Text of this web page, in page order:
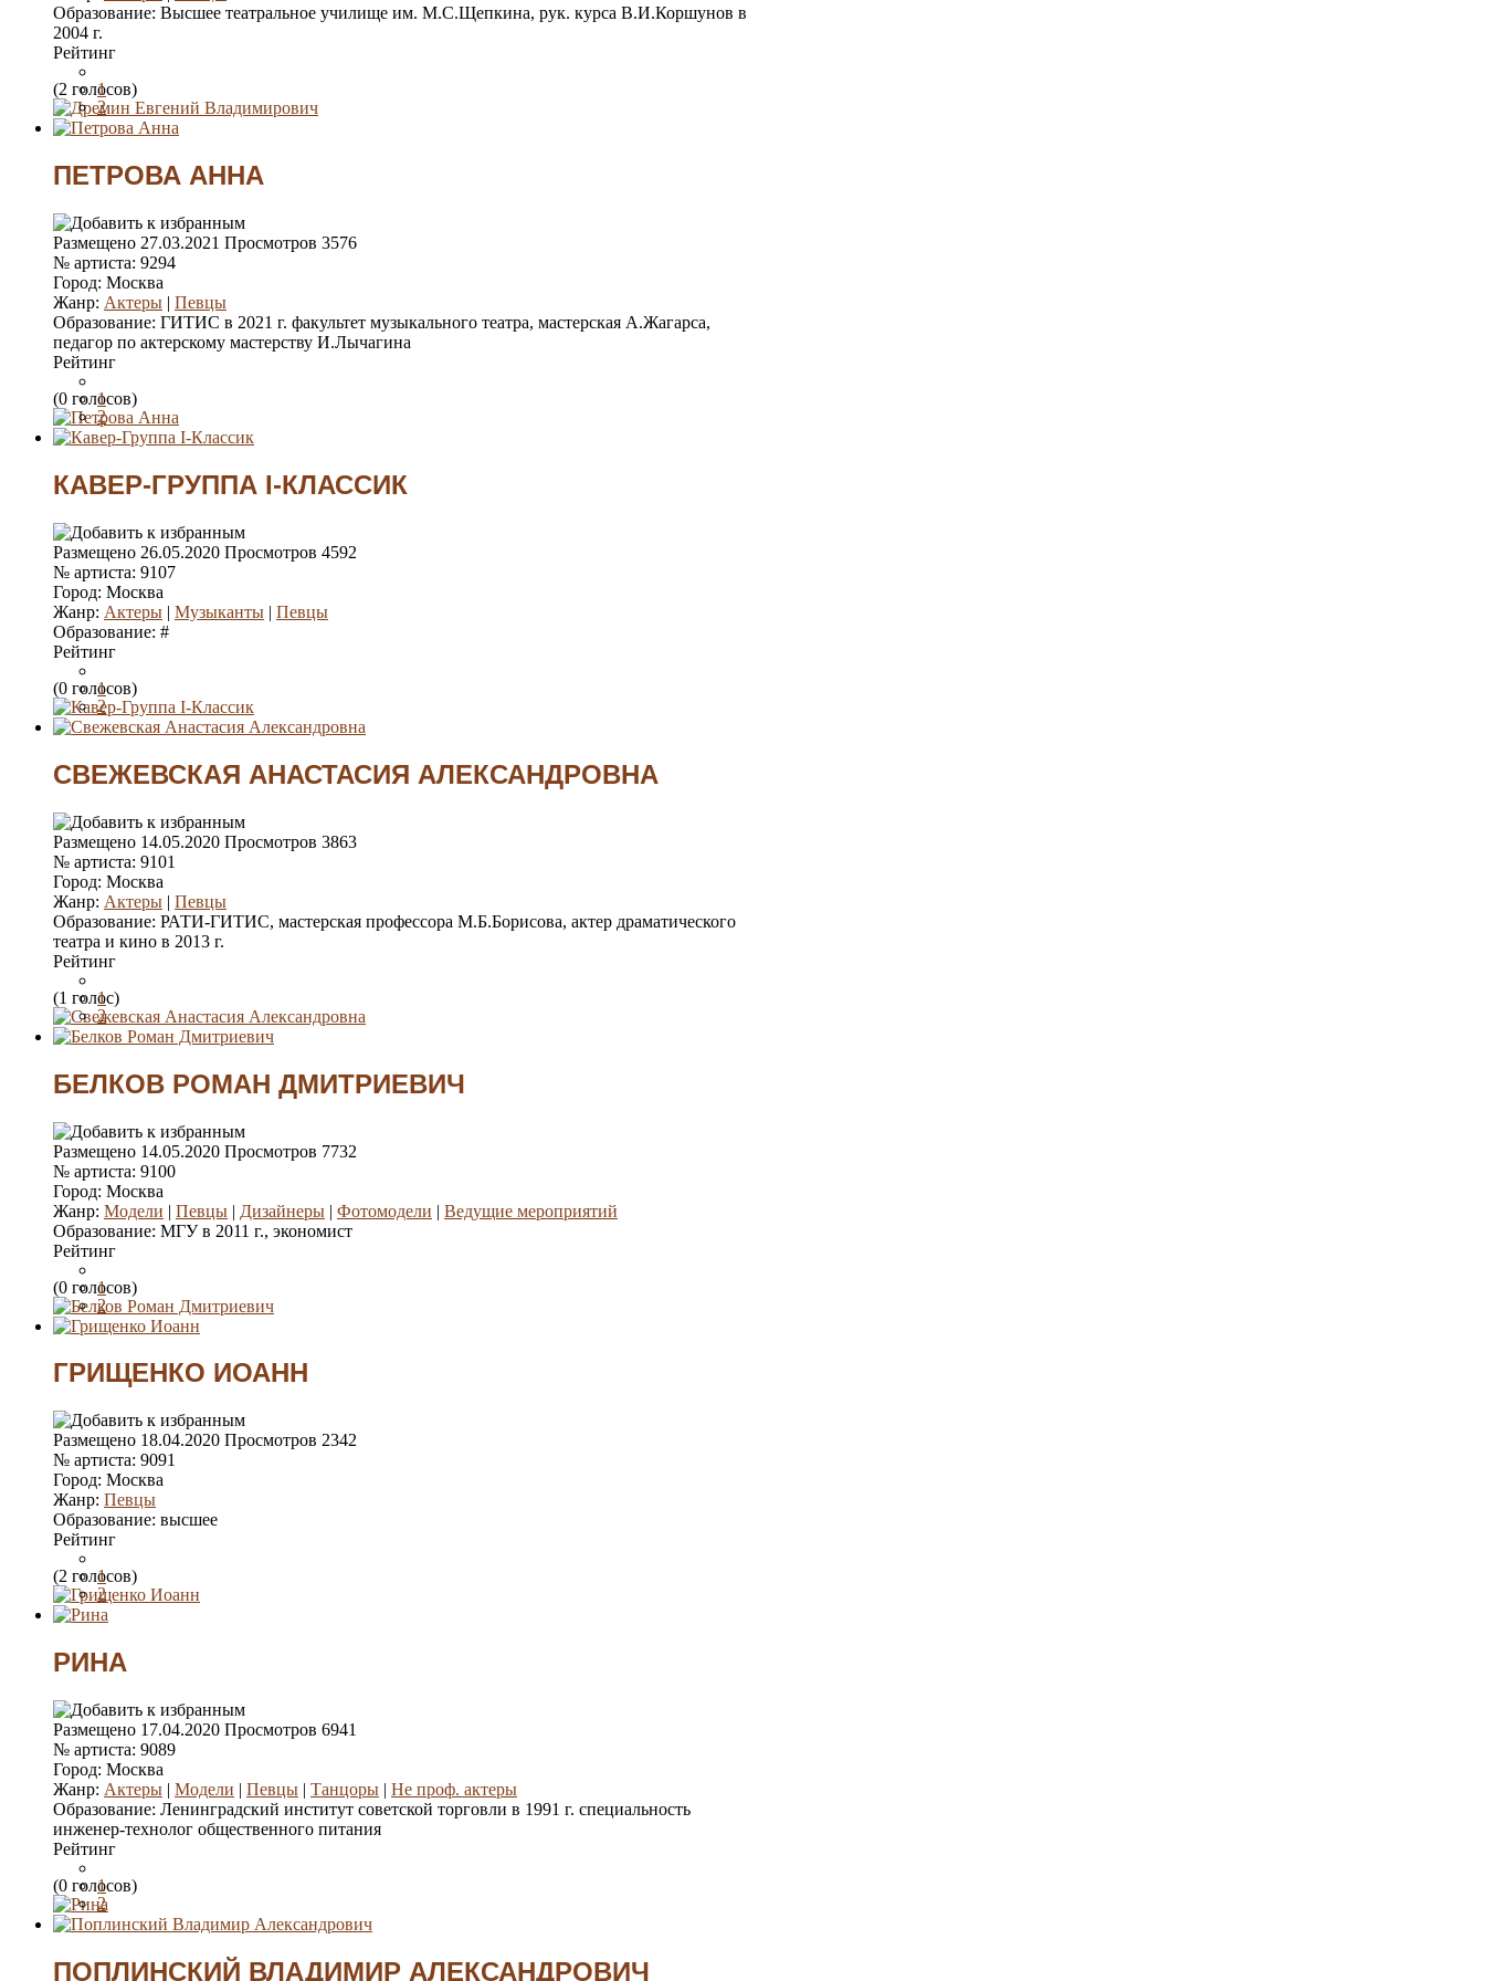
Образование: Высшее театральное училище им. М.С.Щепкина, рук. курса В.И.Коршунов в
2004 г.
Рейтинг
1
2
3
4
(2 голосов)
ПЕТРОВА АННА
Размещено 27.03.2021 Просмотров 3576
№ артиста: 9294
Город: Москва
Жанр: Актеры | Певцы
Образование: ГИТИС в 2021 г. факультет музыкального театра, мастерская А.Жагарса,
педагор по актерскому мастерству И.Лычагина
Рейтинг
1
2
3
4
(0 голосов)
КАВЕР-ГРУППА I-КЛАССИК
Размещено 26.05.2020 Просмотров 4592
№ артиста: 9107
Город: Москва
Жанр: Актеры | Музыканты | Певцы
Образование: #
Рейтинг
1
2
3
4
(0 голосов)
СВЕЖЕВСКАЯ АНАСТАСИЯ АЛЕКСАНДРОВНА
Размещено 14.05.2020 Просмотров 3863
№ артиста: 9101
Город: Москва
Жанр: Актеры | Певцы
Образование: РАТИ-ГИТИС, мастерская профессора М.Б.Борисова, актер драматического
театра и кино в 2013 г.
Рейтинг
1
2
3
4
(1 голос)
БЕЛКОВ РОМАН ДМИТРИЕВИЧ
Размещено 14.05.2020 Просмотров 7732
№ артиста: 9100
Город: Москва
Жанр: Модели | Певцы | Дизайнеры | Фотомодели | Ведущие мероприятий
Образование: МГУ в 2011 г., экономист
Рейтинг
1
2
3
4
(0 голосов)
ГРИЩЕНКО ИОАНН
Размещено 18.04.2020 Просмотров 2342
№ артиста: 9091
Город: Москва
Жанр: Певцы
Образование: высшее
Рейтинг
1
2
3
4
(2 голосов)
РИНА
Размещено 17.04.2020 Просмотров 6941
№ артиста: 9089
Город: Москва
Жанр: Актеры | Модели | Певцы | Танцоры | Не проф. актеры
Образование: Ленинградский институт советской торговли в 1991 г. специальность
инженер-технолог общественного питания
Рейтинг
1
2
3
4
(0 голосов)
ПОПЛИНСКИЙ ВЛАДИМИР АЛЕКСАНДРОВИЧ